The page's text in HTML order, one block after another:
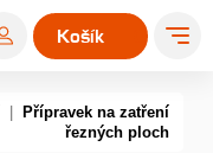
0
Košík
Přípravek na zatření
řezných ploch